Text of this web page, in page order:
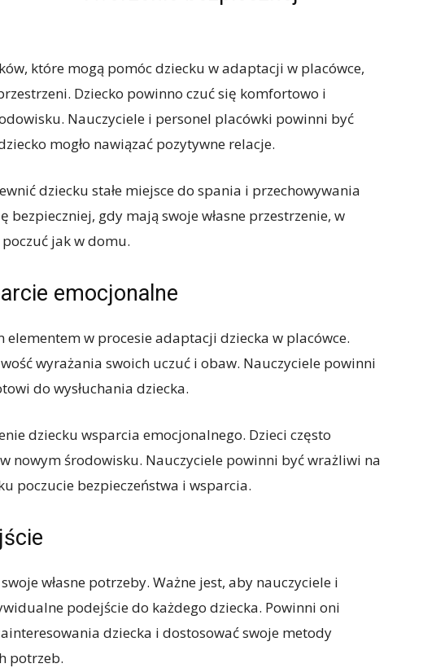
które mogą pomóc dziecku w adaptacji w placówce,
Dziecko powinno czuć się komfortowo i
Nauczyciele i personel placówki powinni być
mogło nawiązać pozytywne relacje.
dziecku stałe miejsce do spania i przechowywania
bezpieczniej, gdy mają swoje własne przestrzenie, w
jak w domu.
emocjonalne
w procesie adaptacji dziecka w placówce.
wyrażania swoich uczuć i obaw. Nauczyciele powinni
do wysłuchania dziecka.
dziecku wsparcia emocjonalnego. Dzieci często
nowym środowisku. Nauczyciele powinni być wrażliwi na
poczucie bezpieczeństwa i wsparcia.
własne potrzeby. Ważne jest, aby nauczyciele i
podejście do każdego dziecka. Powinni oni
dziecka i dostosować swoje metody
potrzeb.